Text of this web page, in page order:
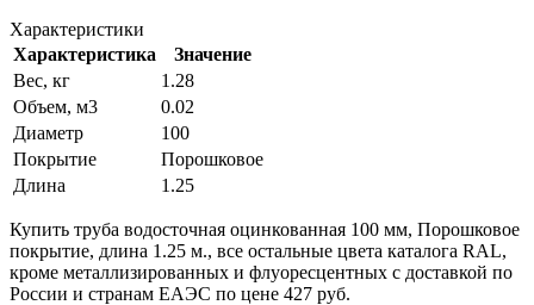
Характеристики
Характеристика
Значение
Вес, кг
1.28
Объем, м3
0.02
Диаметр
100
Покрытие
Порошковое
Длина
1.25
Купить труба водосточная оцинкованная 100 мм, Порошковое
покрытие, длина 1.25 м., все остальные цвета каталога RAL,
кроме металлизированных и флуоресцентных с доставкой по
России и странам ЕАЭС по цене 427 руб.